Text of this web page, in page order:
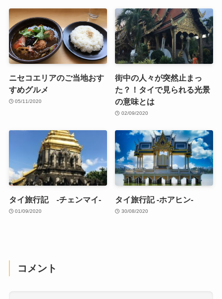
ニセコエリアのご当地おす
すめグルメ
05/11/2020
街中の人々が突然止まっ
た？！タイで見られる光景
の意味とは
02/09/2020
タイ旅行記 -チェンマイ-
01/09/2020
タイ旅行記 -ホアヒン-
30/08/2020
コメント